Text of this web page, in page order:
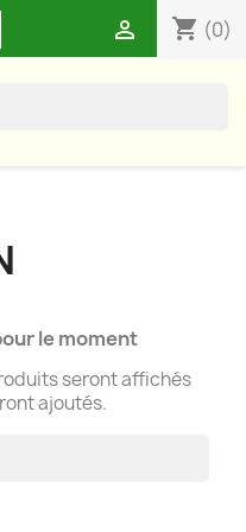
shopping_cart (0)

le moment
seront affichés
ajoutés.